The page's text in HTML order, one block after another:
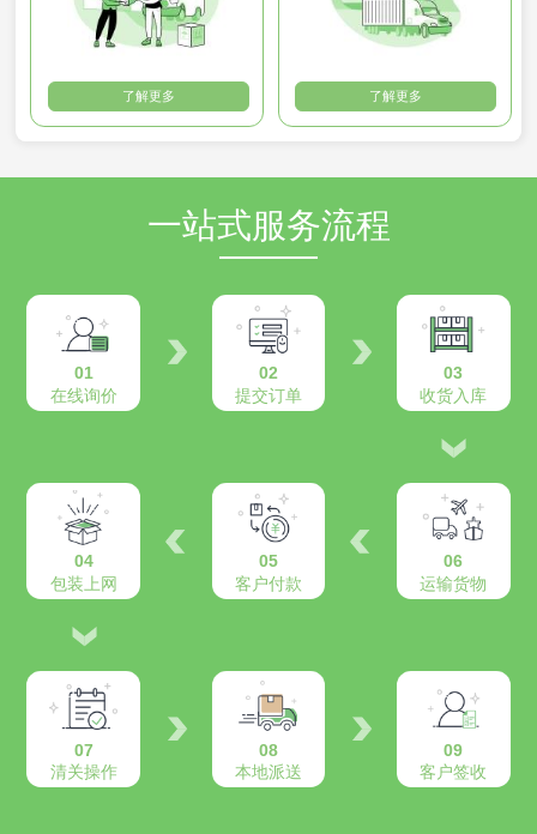
了解更多 了解更多
一站式服务流程
01
在线询价
02
提交订单
03
收货入库
04
包装上网
05
客户付款
06
运输货物
07
清关操作
08
本地派送
09
客户签收